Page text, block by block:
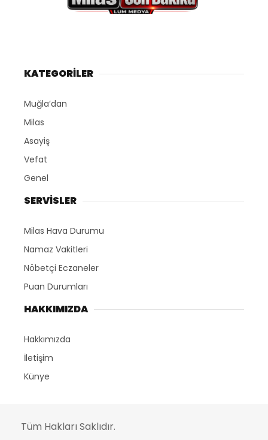
KATEGORİLER
Muğla’dan
Milas
Asayiş
Vefat
Genel
SERVİSLER
Milas Hava Durumu
Namaz Vakitleri
Nöbetçi Eczaneler
Puan Durumları
HAKKIMIZDA
Hakkımızda
İletişim
Künye
Tüm Hakları Saklıdır.